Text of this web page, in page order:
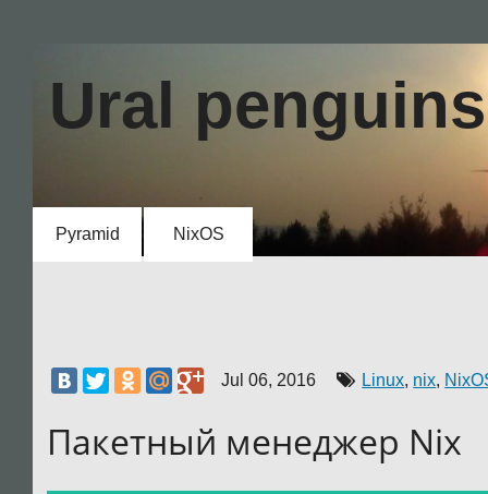
Ural penguins
Пакетный менеджер Nix
Ural penguins
Pyramid NixOS
Jul 06, 2016 Linux, nix,
Пакетный менеджер Nix